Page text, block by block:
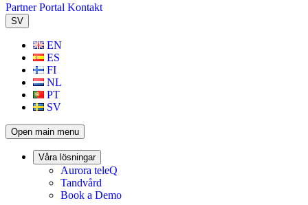
Partner Portal Kontakt
SV
EN
ES
FI
NL
PT
SV
Open main menu
Våra lösningar
Aurora teleQ
Tandvård
Book a Demo